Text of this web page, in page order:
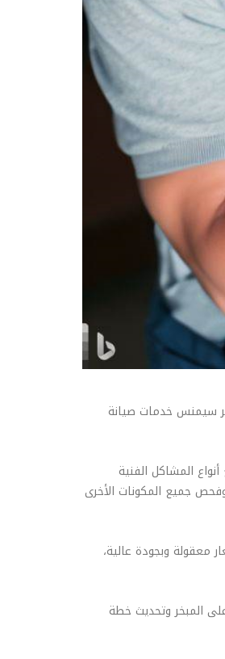
سيمنس خدمات صيانة
المشاكل الفنية
جميع المكونات الأخرى
معقولة وبجودة عالية،
المبخر وتحديث خطة